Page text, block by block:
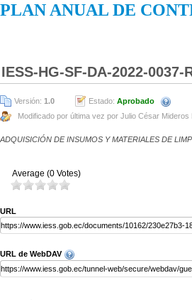
PLAN ANUAL DE
IESS-HG-SF-DA-2022-0037-
Versión: 1.0 Estado: Aprobado
Modificado por última vez por Julio César Mideros
ADQUISICIÓN DE INSUMOS Y MATERIALES DE
Average (0 Votes)
URL
URL de WebDAV